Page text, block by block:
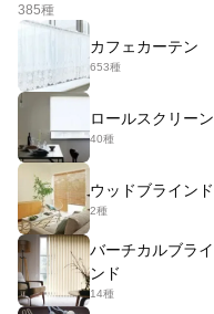
385種
カフェカーテン
653種
ロールスクリーン
40種
ウッドブラインド
2種
バーチカルブライ
ンド
14種